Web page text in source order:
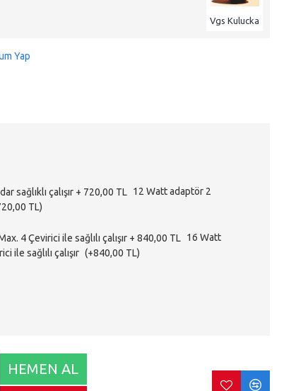
Vgs Kulucka
Yap
12 Watt adaptör 2
TL)
16 Watt
ile sağlılı çalışır (+840,00 TL)
HEMEN AL